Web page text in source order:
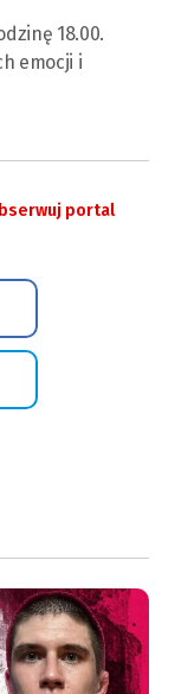
18.00.
emocji i
portal